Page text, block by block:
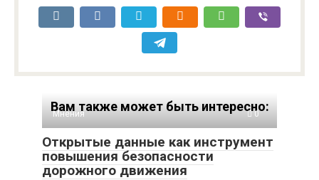
Вам также может быть интересно:
Мнения 0
Открытые данные как инструмент
повышения безопасности
дорожного движения